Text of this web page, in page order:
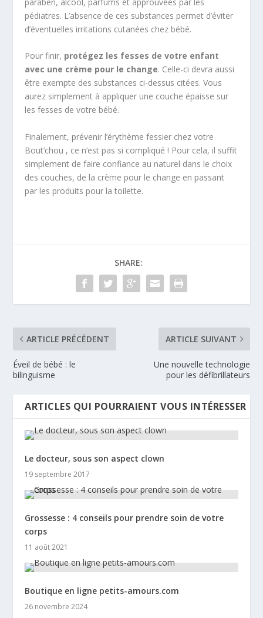
pédiatres. L’absence de ces substances permet d’éviter
d’éventuelles irritations cutanées chez bébé.
Pour finir, protégez les fesses de votre enfant
avec une crème pour le change. Celle-ci devra aussi
être exempte des substances ci-dessus citées. Vous
aurez simplement à appliquer une couche épaisse sur
les fesses de votre bébé.
Finalement, prévenir l’érythème fessier chez votre
Bout’chou , ce n’est pas si compliqué ! Pour cela, il suffit
simplement de faire confiance au naturel dans le choix
des couches, de la crème pour le change en passant
par les produits pour la toilette.
SHARE:
ARTICLE PRÉCÉDENT
Éveil de bébé : le
bilinguisme
ARTICLE SUIVANT
Une nouvelle technologie
pour les défibrillateurs
ARTICLES QUI POURRAIENT VOUS INTÉRESSER
Le docteur, sous son aspect clown
19 septembre 2017
Grossesse : 4 conseils pour prendre soin de votre
corps
11 août 2021
Boutique en ligne petits-amours.com
26 novembre 2024